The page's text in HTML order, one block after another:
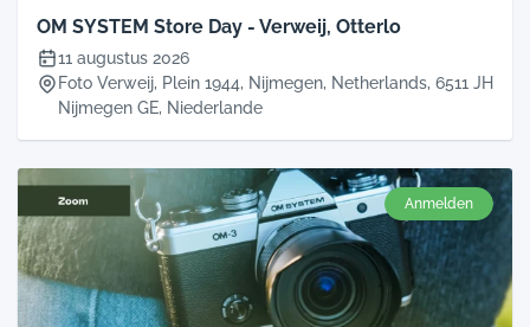
OM SYSTEM Store Day - Verweij, Otterlo
11 augustus 2026
Foto Verweij, Plein 1944, Nijmegen, Netherlands, 6511 JH
Nijmegen GE, Niederlande
Anmelden